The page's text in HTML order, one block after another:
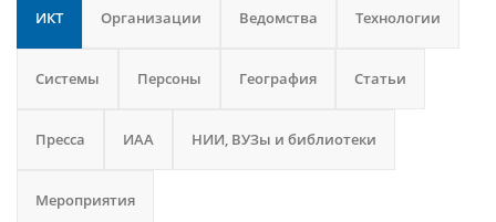
ИКТ Организации Ведомства Технологии
Системы Персоны География Статьи
Пресса ИАА НИИ, ВУЗы и библиотеки
Мероприятия